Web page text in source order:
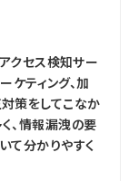
クセス検知サー
ケティング、加
策をしてこなか
、情報漏洩の要
て分かりやすく